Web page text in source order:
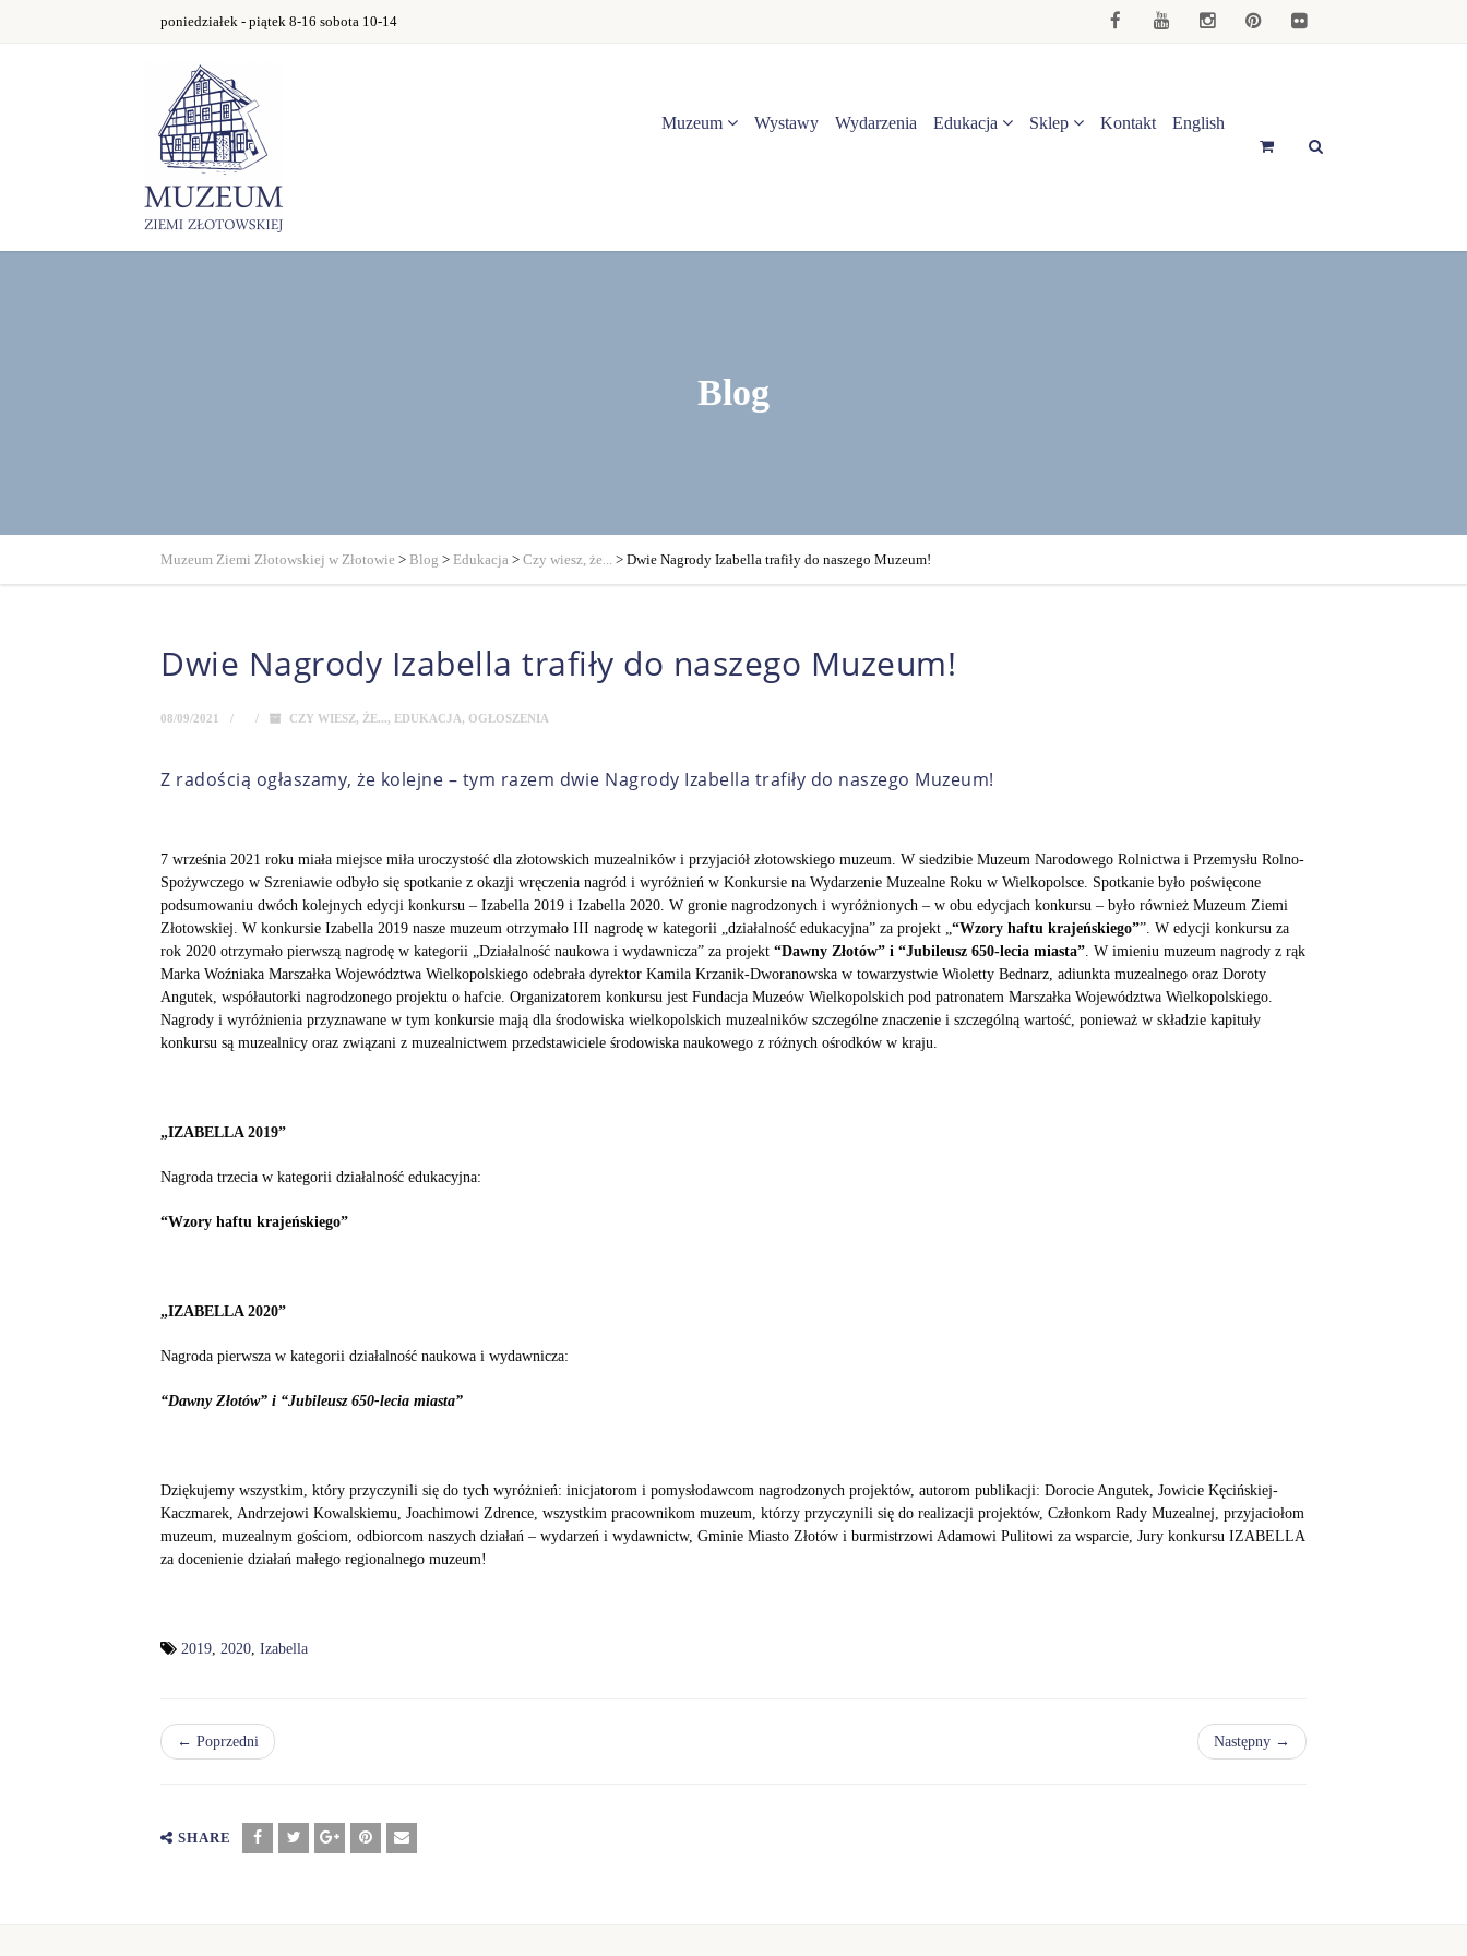
poniedziałek - piątek 8-16 sobota 10-14
Muzeum Wystawy Wydarzenia Edukacja Sklep Kontakt English
Blog
Muzeum Ziemi Złotowskiej w Złotowie > Blog > Edukacja > Czy wiesz, że... > Dwie Nagrody Izabella trafiły do naszego Muzeum!
Dwie Nagrody Izabella trafiły do naszego Muzeum!
08/09/2021 CZY WIESZ, ŻE..., EDUKACJA, OGŁOSZENIA
Z radością ogłaszamy, że kolejne – tym razem dwie Nagrody Izabella trafiły do naszego Muzeum!
7 września 2021 roku miała miejsce miła uroczystość dla złotowskich muzealników i przyjaciół złotowskiego muzeum. W siedzibie Muzeum Narodowego Rolnictwa i Przemysłu Rolno-
Spożywczego w Szreniawie odbyło się spotkanie z okazji wręczenia nagród i wyróżnień w Konkursie na Wydarzenie Muzealne Roku w Wielkopolsce. Spotkanie było poświęcone
podsumowaniu dwóch kolejnych edycji konkursu – Izabella 2019 i Izabella 2020. W gronie nagrodzonych i wyróżnionych – w obu edycjach konkursu – było również Muzeum Ziemi
Złotowskiej. W konkursie Izabella 2019 nasze muzeum otrzymało III nagrodę w kategorii „działalność edukacyjna” za projekt „“Wzory haftu krajeńskiego””. W edycji konkursu za
rok 2020 otrzymało pierwszą nagrodę w kategorii „Działalność naukowa i wydawnicza” za projekt “Dawny Złotów” i “Jubileusz 650-lecia miasta”. W imieniu muzeum nagrody z rąk
Marka Woźniaka Marszałka Województwa Wielkopolskiego odebrała dyrektor Kamila Krzanik-Dworanowska w towarzystwie Wioletty Bednarz, adiunkta muzealnego oraz Doroty
Angutek, współautorki nagrodzonego projektu o hafcie. Organizatorem konkursu jest Fundacja Muzeów Wielkopolskich pod patronatem Marszałka Województwa Wielkopolskiego.
Nagrody i wyróżnienia przyznawane w tym konkursie mają dla środowiska wielkopolskich muzealników szczególne znaczenie i szczególną wartość, ponieważ w składzie kapituły
konkursu są muzealnicy oraz związani z muzealnictwem przedstawiciele środowiska naukowego z różnych ośrodków w kraju.
„IZABELLA 2019”
Nagroda trzecia w kategorii działalność edukacyjna:
“Wzory haftu krajeńskiego”
„IZABELLA 2020”
Nagroda pierwsza w kategorii działalność naukowa i wydawnicza:
“Dawny Złotów” i “Jubileusz 650-lecia miasta”
Dziękujemy wszystkim, który przyczynili się do tych wyróżnień: inicjatorom i pomysłodawcom nagrodzonych projektów, autorom publikacji: Dorocie Angutek, Jowicie Kęcińskiej-
Kaczmarek, Andrzejowi Kowalskiemu, Joachimowi Zdrence, wszystkim pracownikom muzeum, którzy przyczynili się do realizacji projektów, Członkom Rady Muzealnej, przyjaciołom
muzeum, muzealnym gościom, odbiorcom naszych działań – wydarzeń i wydawnictw, Gminie Miasto Złotów i burmistrzowi Adamowi Pulitowi za wsparcie, Jury konkursu IZABELLA
za docenienie działań małego regionalnego muzeum!
2019, 2020, Izabella
← Poprzedni Następny →
SHARE